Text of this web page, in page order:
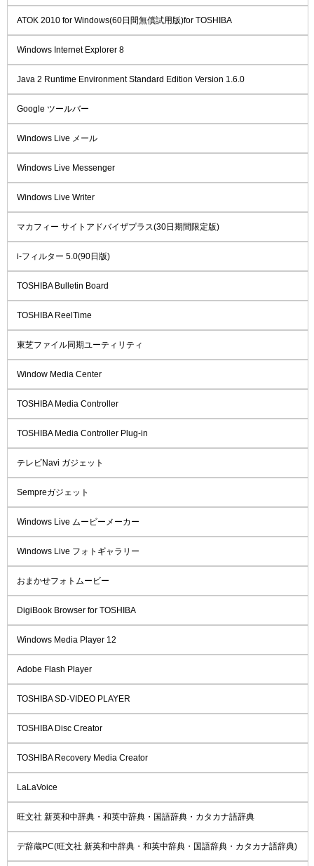
ATOK 2010 for Windows(60日間無償試用版)for TOSHIBA
Windows Internet Explorer 8
Java 2 Runtime Environment Standard Edition Version 1.6.0
Google ツールバー
Windows Live メール
Windows Live Messenger
Windows Live Writer
マカフィー サイトアドバイザプラス(30日期間限定版)
i-フィルター 5.0(90日版)
TOSHIBA Bulletin Board
TOSHIBA ReelTime
東芝ファイル同期ユーティリティ
Window Media Center
TOSHIBA Media Controller
TOSHIBA Media Controller Plug-in
テレビNavi ガジェット
Sempreガジェット
Windows Live ムービーメーカー
Windows Live フォトギャラリー
おまかせフォトムービー
DigiBook Browser for TOSHIBA
Windows Media Player 12
Adobe Flash Player
TOSHIBA SD-VIDEO PLAYER
TOSHIBA Disc Creator
TOSHIBA Recovery Media Creator
LaLaVoice
旺文社 新英和中辞典・和英中辞典・国語辞典・カタカナ語辞典
デ辞蔵PC(旺文社 新英和中辞典・和英中辞典・国語辞典・カタカナ語辞典)